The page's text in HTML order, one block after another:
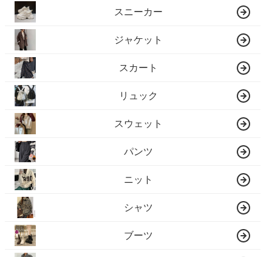
スニーカー
ジャケット
スカート
リュック
スウェット
パンツ
ニット
シャツ
ブーツ